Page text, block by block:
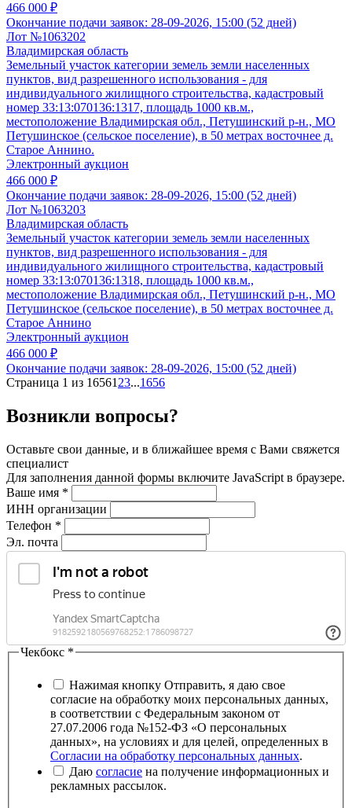
466 000 ₽
Окончание подачи заявок: 28-09-2026, 15:00 (52 дней)
Лот №1063202
Владимирская область
Земельный участок категории земель земли населенных
пунктов, вид разрешенного использования - для
индивидуального жилищного строительства, кадастровый
номер 33:13:070136:1317, площадь 1000 кв.м.,
местоположение Владимирская обл., Петушинский р-н., МО
Петушинское (сельское поселение), в 50 метрах восточнее д.
Старое Аннино.
Электронный аукцион
466 000 ₽
Окончание подачи заявок: 28-09-2026, 15:00 (52 дней)
Лот №1063203
Владимирская область
Земельный участок категории земель земли населенных
пунктов, вид разрешенного использования - для
индивидуального жилищного строительства, кадастровый
номер 33:13:070136:1318, площадь 1000 кв.м.,
местоположение Владимирская обл., Петушинский р-н., МО
Петушинское (сельское поселение), в 50 метрах восточнее д.
Старое Аннино
Электронный аукцион
466 000 ₽
Окончание подачи заявок: 28-09-2026, 15:00 (52 дней)
Страница 1 из 16561 23...1656
Возникли вопросы?
Оставьте свои данные, и в ближайшее время с Вами свяжется
специалист
Для заполнения данной формы включите JavaScript в браузере.
Ваше имя *
ИНН организации
Телефон *
Эл. почта
Чекбокс *
Нажимая кнопку Отправить, я даю свое
согласие на обработку моих персональных данных,
в соответствии с Федеральным законом от
27.07.2006 года №152-ФЗ «О персональных
данных», на условиях и для целей, определенных в
Согласии на обработку персональных данных.
Даю согласие на получение информационных и
рекламных рассылок.